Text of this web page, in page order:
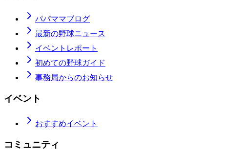
パパママブログ
最新の野球ニュース
イベントレポート
初めての野球ガイド
事務局からのお知らせ
イベント
おすすめイベント
コミュニティ